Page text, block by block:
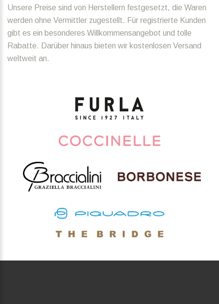
Unsere Preise sind von Herstellern festgesetzt, die Waren
werden ohne Vermittler zugestellt. Für registrierte Kunden
gibt es ein besonderes Willkommensangebot und tolle
Rabatte. Darüber hinaus bieten wir kostenlosen Versand
weltweit an.